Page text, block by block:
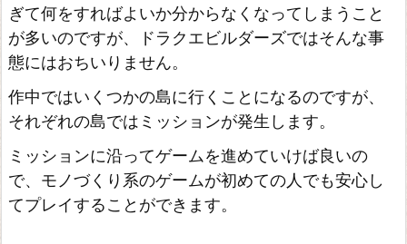
ぎて何をすればよいか分からなくなってしまうこと
が多いのですが、ドラクエビルダーズではそんな事
態にはおちいりません。
作中ではいくつかの島に行くことになるのですが、
それぞれの島ではミッションが発生します。
ミッションに沿ってゲームを進めていけば良いの
で、モノづくり系のゲームが初めての人でも安心し
てプレイすることができます。